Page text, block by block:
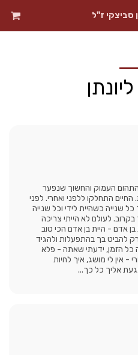
סביצקי ז"ל
העמוק והחשוך שנפער
כאשר שמעתי את הצלצול בדלת. החיים התחלקו ללפני ואחרי. לפני
ממך כל שנייה כשהיית לידי וכל שנייה
לעולם לא הייתי צריכה
אדם - היית בן אדם הכי טוב
להביט בך בהתפעלות ולהגיד
כל הזמן, ידעתי שאתה - פלא
- אין לי מושג, איך לחיות
אליך כל כך...